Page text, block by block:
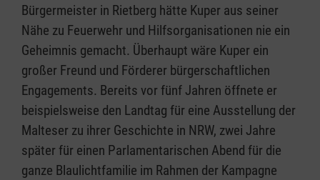
Bürgermeister in Rietberg hätte Kuper aus seiner
Nähe zu Feuerwehr und Hilfsorganisationen nie ein
Geheimnis gemacht. Überhaupt wäre Kuper ein
großer Freund und Förderer bürgerschaftlichen
Engagements. Bereits vor fünf Jahren öffnete er
beispielsweise den Landtag für eine Ausstellung der
Malteser zu ihrer Geschichte in NRW, zwei Jahre
später für einen Parlamentarischen Abend für die
ganze Blaulichtfamilie im Rahmen der Kampagne